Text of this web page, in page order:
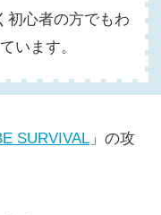
初心者の方でもわ
います。
SURVIVAL 」の攻